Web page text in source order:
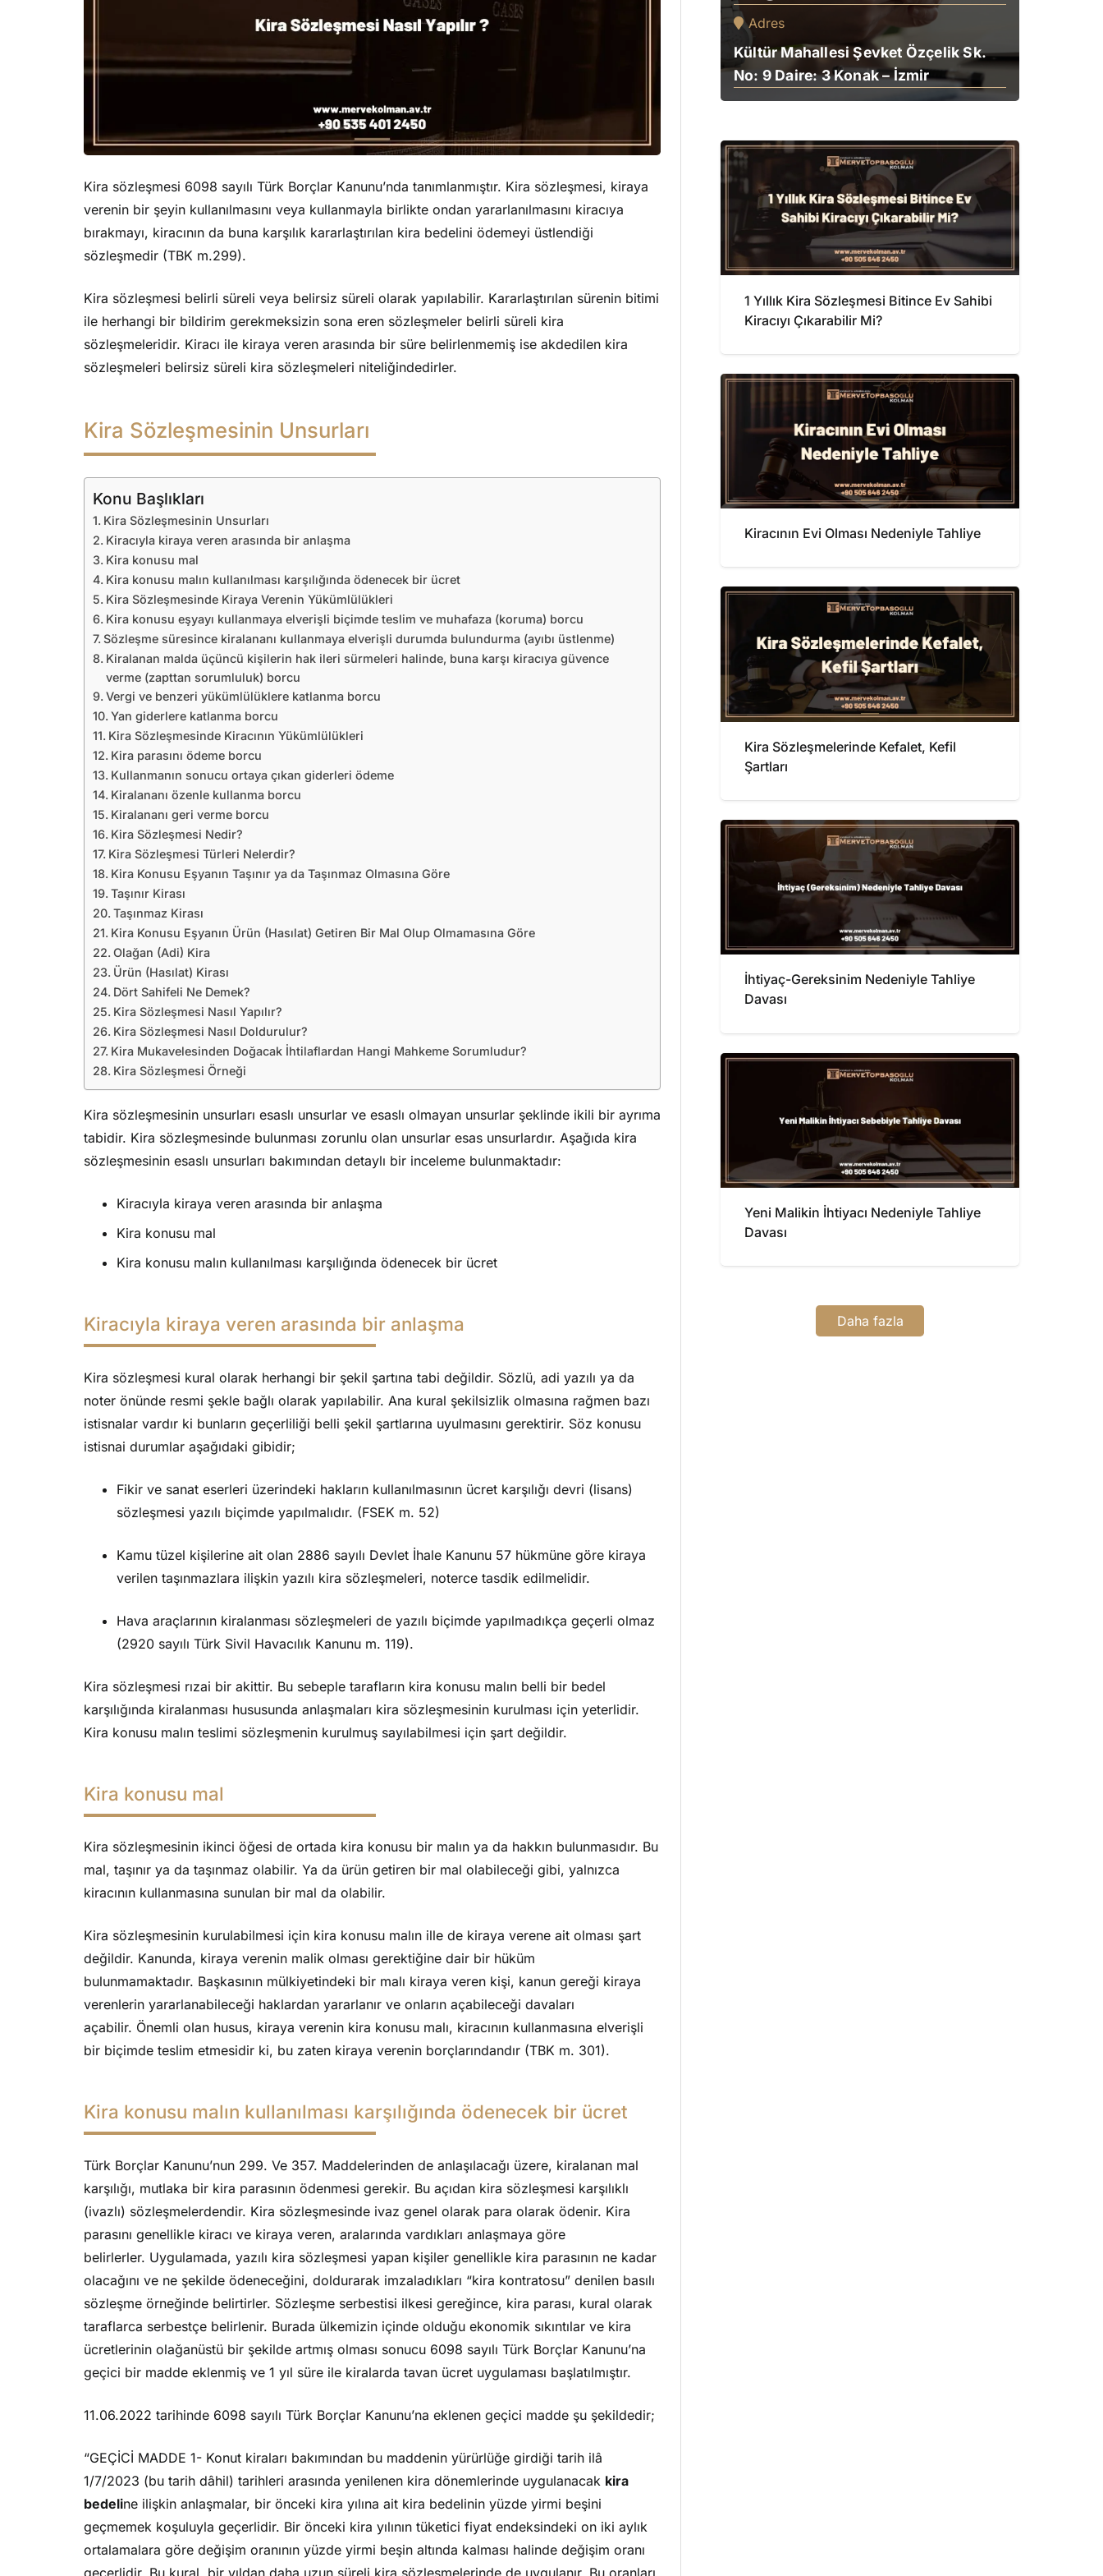
Kira sözleşmesi 6098 sayılı Türk Borçlar Kanunu’nda tanımlanmıştır. Kira sözleşmesi, kiraya
verenin bir şeyin kullanılmasını veya kullanmayla birlikte ondan yararlanılmasını kiracıya
bırakmayı, kiracının da buna karşılık kararlaştırılan kira bedelini ödemeyi üstlendiği
sözleşmedir (TBK m.299).
Kira sözleşmesi belirli süreli veya belirsiz süreli olarak yapılabilir. Kararlaştırılan sürenin bitimi
ile herhangi bir bildirim gerekmeksizin sona eren sözleşmeler belirli süreli kira
sözleşmeleridir. Kiracı ile kiraya veren arasında bir süre belirlenmemiş ise akdedilen kira
sözleşmeleri belirsiz süreli kira sözleşmeleri niteliğindedirler.
Kira Sözleşmesinin Unsurları
Konu Başlıkları
Kira Sözleşmesinin Unsurları
Kiracıyla kiraya veren arasında bir anlaşma
Kira konusu mal
Kira konusu malın kullanılması karşılığında ödenecek bir ücret
Kira Sözleşmesinde Kiraya Verenin Yükümlülükleri
Kira konusu eşyayı kullanmaya elverişli biçimde teslim ve muhafaza (koruma) borcu
Sözleşme süresince kiralananı kullanmaya elverişli durumda bulundurma (ayıbı üstlenme)
Kiralanan malda üçüncü kişilerin hak ileri sürmeleri halinde, buna karşı kiracıya güvence
verme (zapttan sorumluluk) borcu
Vergi ve benzeri yükümlülüklere katlanma borcu
Yan giderlere katlanma borcu
Kira Sözleşmesinde Kiracının Yükümlülükleri
Kira parasını ödeme borcu
Kullanmanın sonucu ortaya çıkan giderleri ödeme
Kiralananı özenle kullanma borcu
Kiralananı geri verme borcu
Kira Sözleşmesi Nedir?
Kira Sözleşmesi Türleri Nelerdir?
Kira Konusu Eşyanın Taşınır ya da Taşınmaz Olmasına Göre
Taşınır Kirası
Taşınmaz Kirası
Kira Konusu Eşyanın Ürün (Hasılat) Getiren Bir Mal Olup Olmamasına Göre
Olağan (Adi) Kira
Ürün (Hasılat) Kirası
Dört Sahifeli Ne Demek?
Kira Sözleşmesi Nasıl Yapılır?
Kira Sözleşmesi Nasıl Doldurulur?
Kira Mukavelesinden Doğacak İhtilaflardan Hangi Mahkeme Sorumludur?
Kira Sözleşmesi Örneği
Kira sözleşmesinin unsurları esaslı unsurlar ve esaslı olmayan unsurlar şeklinde ikili bir ayrıma
tabidir. Kira sözleşmesinde bulunması zorunlu olan unsurlar esas unsurlardır. Aşağıda kira
sözleşmesinin esaslı unsurları bakımından detaylı bir inceleme bulunmaktadır:
Kiracıyla kiraya veren arasında bir anlaşma
Kira konusu mal
Kira konusu malın kullanılması karşılığında ödenecek bir ücret
Kiracıyla kiraya veren arasında bir anlaşma
Kira sözleşmesi kural olarak herhangi bir şekil şartına tabi değildir. Sözlü, adi yazılı ya da
noter önünde resmi şekle bağlı olarak yapılabilir. Ana kural şekilsizlik olmasına rağmen bazı
istisnalar vardır ki bunların geçerliliği belli şekil şartlarına uyulmasını gerektirir. Söz konusu
istisnai durumlar aşağıdaki gibidir;
Fikir ve sanat eserleri üzerindeki hakların kullanılmasının ücret karşılığı devri (lisans)
sözleşmesi yazılı biçimde yapılmalıdır. (FSEK m. 52)
Kamu tüzel kişilerine ait olan 2886 sayılı Devlet İhale Kanunu 57 hükmüne göre kiraya
verilen taşınmazlara ilişkin yazılı kira sözleşmeleri, noterce tasdik edilmelidir.
Hava araçlarının kiralanması sözleşmeleri de yazılı biçimde yapılmadıkça geçerli olmaz
(2920 sayılı Türk Sivil Havacılık Kanunu m. 119).
Kira sözleşmesi rızai bir akittir. Bu sebeple tarafların kira konusu malın belli bir bedel
karşılığında kiralanması hususunda anlaşmaları kira sözleşmesinin kurulması için yeterlidir.
Kira konusu malın teslimi sözleşmenin kurulmuş sayılabilmesi için şart değildir.
Kira konusu mal
Kira sözleşmesinin ikinci öğesi de ortada kira konusu bir malın ya da hakkın bulunmasıdır. Bu
mal, taşınır ya da taşınmaz olabilir. Ya da ürün getiren bir mal olabileceği gibi, yalnızca
kiracının kullanmasına sunulan bir mal da olabilir.
Kira sözleşmesinin kurulabilmesi için kira konusu malın ille de kiraya verene ait olması şart
değildir. Kanunda, kiraya verenin malik olması gerektiğine dair bir hüküm
bulunmamaktadır. Başkasının mülkiyetindeki bir malı kiraya veren kişi, kanun gereği kiraya
verenlerin yararlanabileceği haklardan yararlanır ve onların açabileceği davaları
açabilir. Önemli olan husus, kiraya verenin kira konusu malı, kiracının kullanmasına elverişli
bir biçimde teslim etmesidir ki, bu zaten kiraya verenin borçlarındandır (TBK m. 301).
Kira konusu malın kullanılması karşılığında ödenecek bir ücret
Türk Borçlar Kanunu’nun 299. Ve 357. Maddelerinden de anlaşılacağı üzere, kiralanan mal
karşılığı, mutlaka bir kira parasının ödenmesi gerekir. Bu açıdan kira sözleşmesi karşılıklı
(ivazlı) sözleşmelerdendir. Kira sözleşmesinde ivaz genel olarak para olarak ödenir. Kira
parasını genellikle kiracı ve kiraya veren, aralarında vardıkları anlaşmaya göre
belirlerler. Uygulamada, yazılı kira sözleşmesi yapan kişiler genellikle kira parasının ne kadar
olacağını ve ne şekilde ödeneceğini, doldurarak imzaladıkları “kira kontratosu” denilen basılı
sözleşme örneğinde belirtirler. Sözleşme serbestisi ilkesi gereğince, kira parası, kural olarak
taraflarca serbestçe belirlenir. Burada ülkemizin içinde olduğu ekonomik sıkıntılar ve kira
ücretlerinin olağanüstü bir şekilde artmış olması sonucu 6098 sayılı Türk Borçlar Kanunu’na
geçici bir madde eklenmiş ve 1 yıl süre ile kiralarda tavan ücret uygulaması başlatılmıştır.
11.06.2022 tarihinde 6098 sayılı Türk Borçlar Kanunu’na eklenen geçici madde şu şekildedir;
“GEÇİCİ MADDE 1- Konut kiraları bakımından bu maddenin yürürlüğe girdiği tarih ilâ
1/7/2023 (bu tarih dâhil) tarihleri arasında yenilenen kira dönemlerinde uygulanacak kira
bedeline ilişkin anlaşmalar, bir önceki kira yılına ait kira bedelinin yüzde yirmi beşini
geçmemek koşuluyla geçerlidir. Bir önceki kira yılının tüketici fiyat endeksindeki on iki aylık
ortalamalara göre değişim oranının yüzde yirmi beşin altında kalması halinde değişim oranı
geçerlidir. Bu kural, bir yıldan daha uzun süreli kira sözleşmelerinde de uygulanır. Bu oranları
Adres
Kültür Mahallesi Şevket Özçelik Sk.
No: 9 Daire: 3 Konak – İzmir
1 Yıllık Kira Sözleşmesi Bitince Ev Sahibi
Kiracıyı Çıkarabilir Mi?
Kiracının Evi Olması Nedeniyle Tahliye
Kira Sözleşmelerinde Kefalet, Kefil
Şartları
İhtiyaç-Gereksinim Nedeniyle Tahliye
Davası
Yeni Malikin İhtiyacı Nedeniyle Tahliye
Davası
Daha fazla